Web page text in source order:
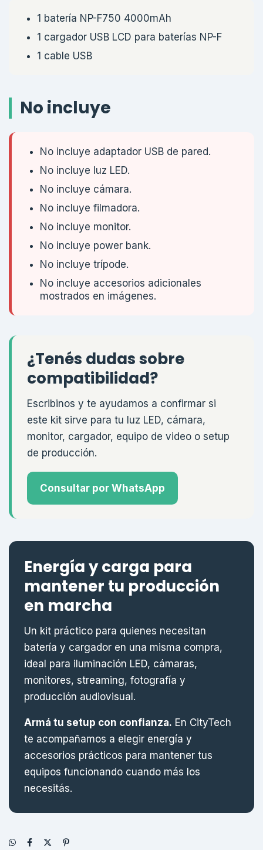
1 batería NP-F750 4000mAh
1 cargador USB LCD para baterías NP-F
1 cable USB
No incluye
No incluye adaptador USB de pared.
No incluye luz LED.
No incluye cámara.
No incluye filmadora.
No incluye monitor.
No incluye power bank.
No incluye trípode.
No incluye accesorios adicionales
mostrados en imágenes.
¿Tenés dudas sobre
compatibilidad?
Escribinos y te ayudamos a confirmar si
este kit sirve para tu luz LED, cámara,
monitor, cargador, equipo de video o setup
de producción.
Consultar por WhatsApp
Energía y carga para
mantener tu producción
en marcha
Un kit práctico para quienes necesitan
batería y cargador en una misma compra,
ideal para iluminación LED, cámaras,
monitores, streaming, fotografía y
producción audiovisual.
Armá tu setup con confianza. En CityTech
te acompañamos a elegir energía y
accesorios prácticos para mantener tus
equipos funcionando cuando más los
necesitás.